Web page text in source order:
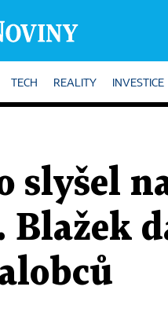
TECH REALITY INVESTICE
Blažek